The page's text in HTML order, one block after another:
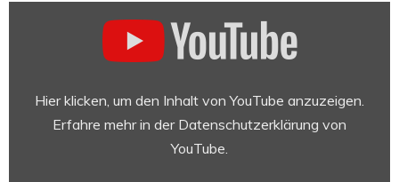
Hier klicken, um den Inhalt von YouTube anzuzeigen.
Erfahre mehr in der Datenschutzerklärung von
YouTube